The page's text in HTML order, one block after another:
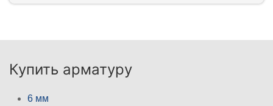
Купить арматуру
6 мм